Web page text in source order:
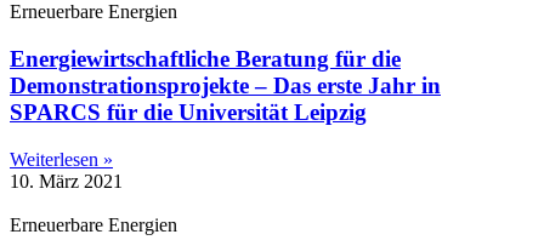
Erneuerbare Energien
Energiewirtschaftliche Beratung für die
Demonstrationsprojekte – Das erste Jahr in
SPARCS für die Universität Leipzig
Weiterlesen »
10. März 2021
Erneuerbare Energien